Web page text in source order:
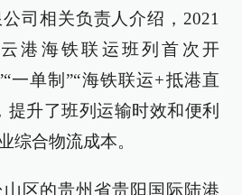
司相关负责人介绍，2021
港海铁联运班列首次开
一单制”“海铁联运+抵港直
提升了班列运输时效和便利
综合物流成本。
区的贵州省贵阳国际陆港